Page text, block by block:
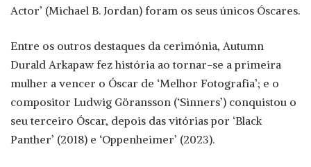
Actor’ (Michael B. Jordan) foram os seus únicos Óscares.
Entre os outros destaques da cerimónia, Autumn
Durald Arkapaw fez história ao tornar-se a primeira
mulher a vencer o Óscar de ‘Melhor Fotografia’; e o
compositor Ludwig Göransson (‘Sinners’) conquistou o
seu terceiro Óscar, depois das vitórias por ‘Black
Panther’ (2018) e ‘Oppenheimer’ (2023).